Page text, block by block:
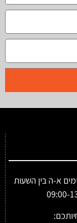
א-ה בין השעות